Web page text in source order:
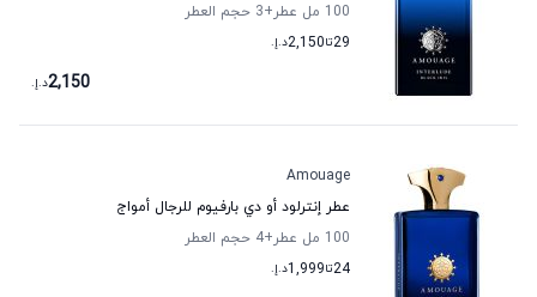
100 مل عطر
+3
حجم العطر
29تا2,150د.إ.
2,150د.إ.
Amouage
عطر إنترلود أو دي بارفيوم للرجال أمواج
100 مل عطر
+4
حجم العطر
24تا1,999د.إ.